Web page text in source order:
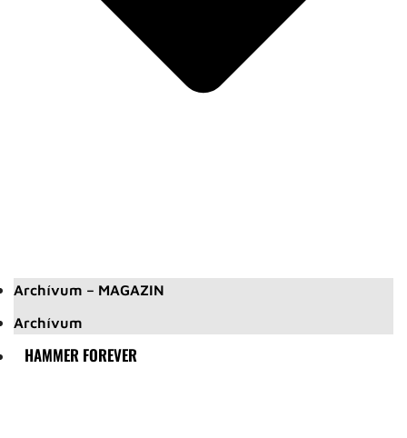
Archívum – MAGAZIN
Archívum
HAMMER FOREVER